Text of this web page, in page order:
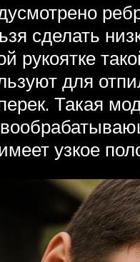
сделать
рукоятке
для
Такая
узкое